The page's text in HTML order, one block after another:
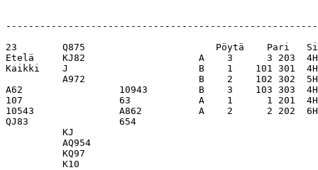
23        Q875                       Pöytä    Pari
Etelä     KJ82                    A    3      3 203  4H
Kaikki    J                       B    1    101 301  4H
A972                    B    2    102 302
A62                 10943         B    3    103 303  4H
107                 63            A    1      1 201  4H
10543               A862          A    2      2 202  6H
QJ83                654
          KJ
          AQ954
          KQ97
          K10